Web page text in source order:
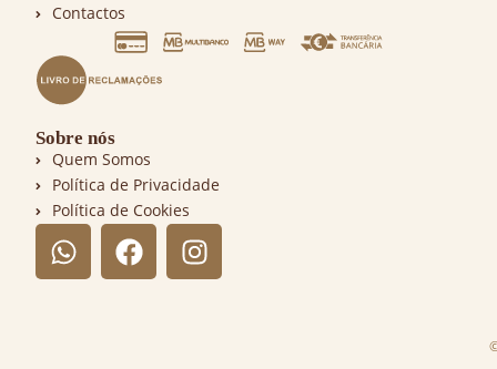
Contactos
Sobre nós
Quem Somos
Política de Privacidade
Política de Cookies